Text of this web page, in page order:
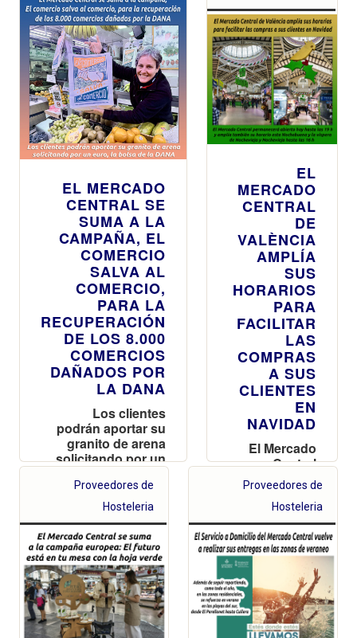
EL MERCADO
CENTRAL SE
SUMA A LA
CAMPAÑA, EL
COMERCIO
SALVA AL
COMERCIO,
PARA LA
RECUPERACIÓN
DE LOS 8.000
COMERCIOS
DAÑADOS POR
LA DANA
Los clientes
podrán aportar su
granito de arena
solicitando por un
DANA
EL
MERCADO
CENTRAL
DE
VALÈNCIA
AMPLÍA
SUS
HORARIOS
PARA
FACILITAR
LAS
COMPRAS
A SUS
CLIENTES
EN
NAVIDAD
El Mercado
Central
permanecerá
abierto hoy
hasta las 19
h y amplía
también su
horario esta
Nochebuena
y la víspera
de
Nochevieja y
Nochevieja
Proveedores de
Hosteleria
Proveedores de
Hosteleria